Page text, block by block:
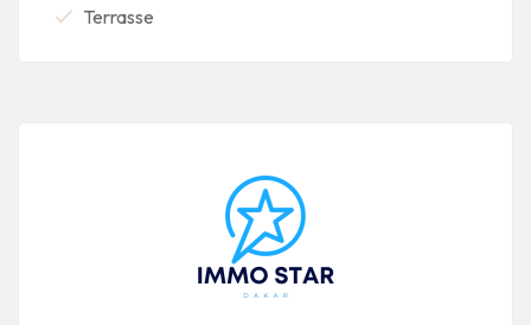
Terrasse